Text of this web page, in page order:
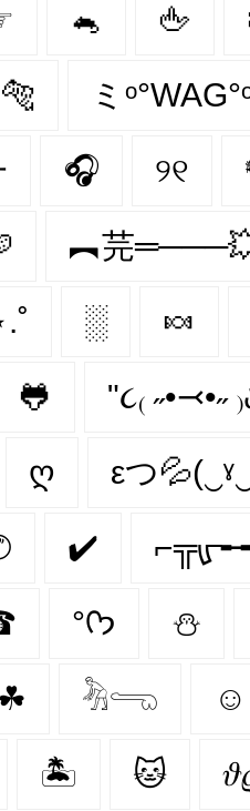
🐁 🖕
🐅 ミ
🎧 ୨୧
︻芫
░ 🍬
🐸 "૮₍ ˶•⤙•˶
ღ εつ
✔️
°ᡣ𐭩 ⛄️
☘ 𓀓𓂸 ☺
🏝️ 🐱